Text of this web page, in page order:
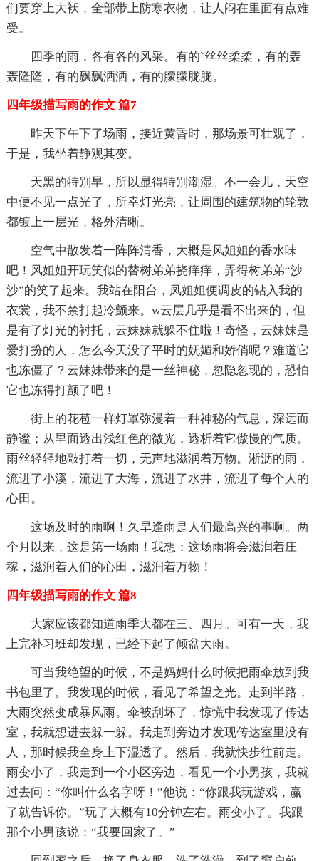
们要穿上大袄，全部带上防寒衣物，让人闷在里面有点难
受。
四季的雨，各有各的风采。有的`丝丝柔柔，有的轰
轰隆隆，有的飘飘洒洒，有的朦朦胧胧。
四年级描写雨的作文 篇7
昨天下午下了场雨，接近黄昏时，那场景可壮观了，
于是，我坐着静观其变。
天黑的特别早，所以显得特别潮湿。不一会儿，天空
中便不见一点光了，所幸灯光亮，让周围的建筑物的轮敦
都镀上一层光，格外清晰。
空气中散发着一阵阵清香，大概是风姐姐的香水味
吧！风姐姐开玩笑似的替树弟弟挠痒痒，弄得树弟弟“沙
沙”的笑了起来。我站在阳台，凤姐姐便调皮的钻入我的
衣裳，我不禁打起冷颤来。w云层几乎是看不出来的，但
是有了灯光的衬托，云妹妹就躲不住啦！奇怪，云妹妹是
爱打扮的人，怎么今天没了平时的妩媚和娇俏呢？难道它
也冻僵了？云妹妹带来的是一丝神秘，忽隐忽现的，恐怕
它也冻得打颤了吧！
街上的花苞一样灯罩弥漫着一种神秘的气息，深远而
静谧；从里面透出浅红色的微光，透析着它傲慢的气质。
雨丝轻轻地敲打着一切，无声地滋润着万物。淅沥的雨，
流进了小溪，流进了大海，流进了水井，流进了每个人的
心田。
这场及时的雨啊！久旱逢雨是人们最高兴的事啊。两
个月以来，这是第一场雨！我想：这场雨将会滋润着庄
稼，滋润着人们的心田，滋润着万物！
四年级描写雨的作文 篇8
大家应该都知道雨季大都在三、四月。可有一天，我
上完补习班却发现，已经下起了倾盆大雨。
可当我绝望的时候，不是妈妈什么时候把雨伞放到我
书包里了。我发现的时候，看见了希望之光。走到半路，
大雨突然变成暴风雨。伞被刮坏了，惊慌中我发现了传达
室，我就想进去躲一躲。我走到旁边才发现传达室里没有
人，那时候我全身上下湿透了。然后，我就快步往前走。
雨变小了，我走到一个小区旁边，看见一个小男孩，我就
过去问：“你叫什么名字呀！”他说：“你跟我玩游戏，赢
了就告诉你。”玩了大概有10分钟左右。雨变小了。我跟
那个小男孩说：“我要回家了。”